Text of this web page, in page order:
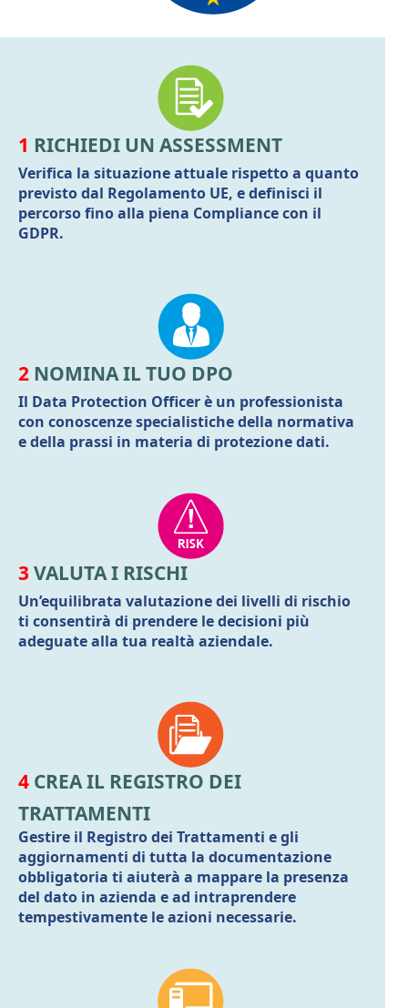
1 RICHIEDI UN ASSESSMENT
Verifica la situazione attuale rispetto a quanto
previsto dal Regolamento UE, e definisci il
percorso fino alla piena Compliance con il
GDPR.
2 NOMINA IL TUO DPO
Il Data Protection Officer è un professionista
con conoscenze specialistiche della normativa
e della prassi in materia di protezione dati.
3VALUTA I RISCHI
Un’equilibrata valutazione dei livelli di rischio
ti consentirà di prendere le decisioni più
adeguate alla tua realtà aziendale.
4 CREA IL REGISTRO DEI
TRATTAMENTI
Gestire il Registro dei Trattamenti e gli
aggiornamenti di tutta la documentazione
obbligatoria ti aiuterà a mappare la presenza
del dato in azienda e ad intraprendere
tempestivamente le azioni necessarie.